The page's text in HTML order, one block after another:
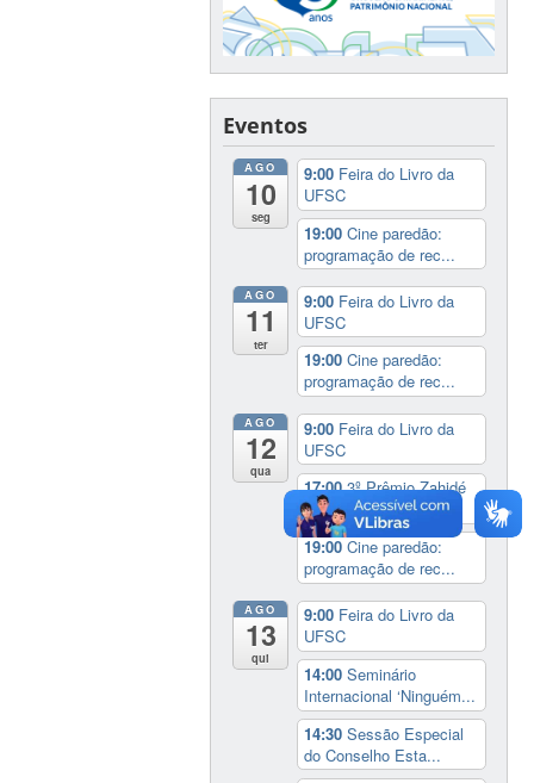
Eventos
AGO
10
seg
9:00 Feira do Livro da
UFSC
19:00Cine paredão:
programação de rec...
AGO
11
ter
9:00 Feira do Livro da
UFSC
19:00Cine paredão:
programação de rec...
AGO
12
qua
9:00 Feira do Livro da
UFSC
17:003º Prêmio Zahidé
Muzart
19:00Cine paredão:
programação de rec...
AGO
13
qui
9:00 Feira do Livro da
UFSC
14:00Seminário
Internacional ‘Ninguém...
14:30Sessão Especial
do Conselho Esta...